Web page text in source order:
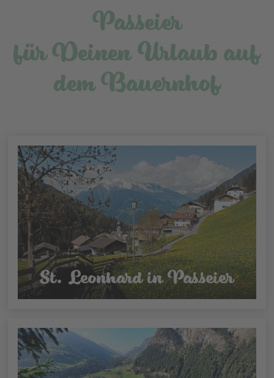
Passeier
für Deinen Urlaub auf
dem Bauernhof
St. Leonhard in Passeier